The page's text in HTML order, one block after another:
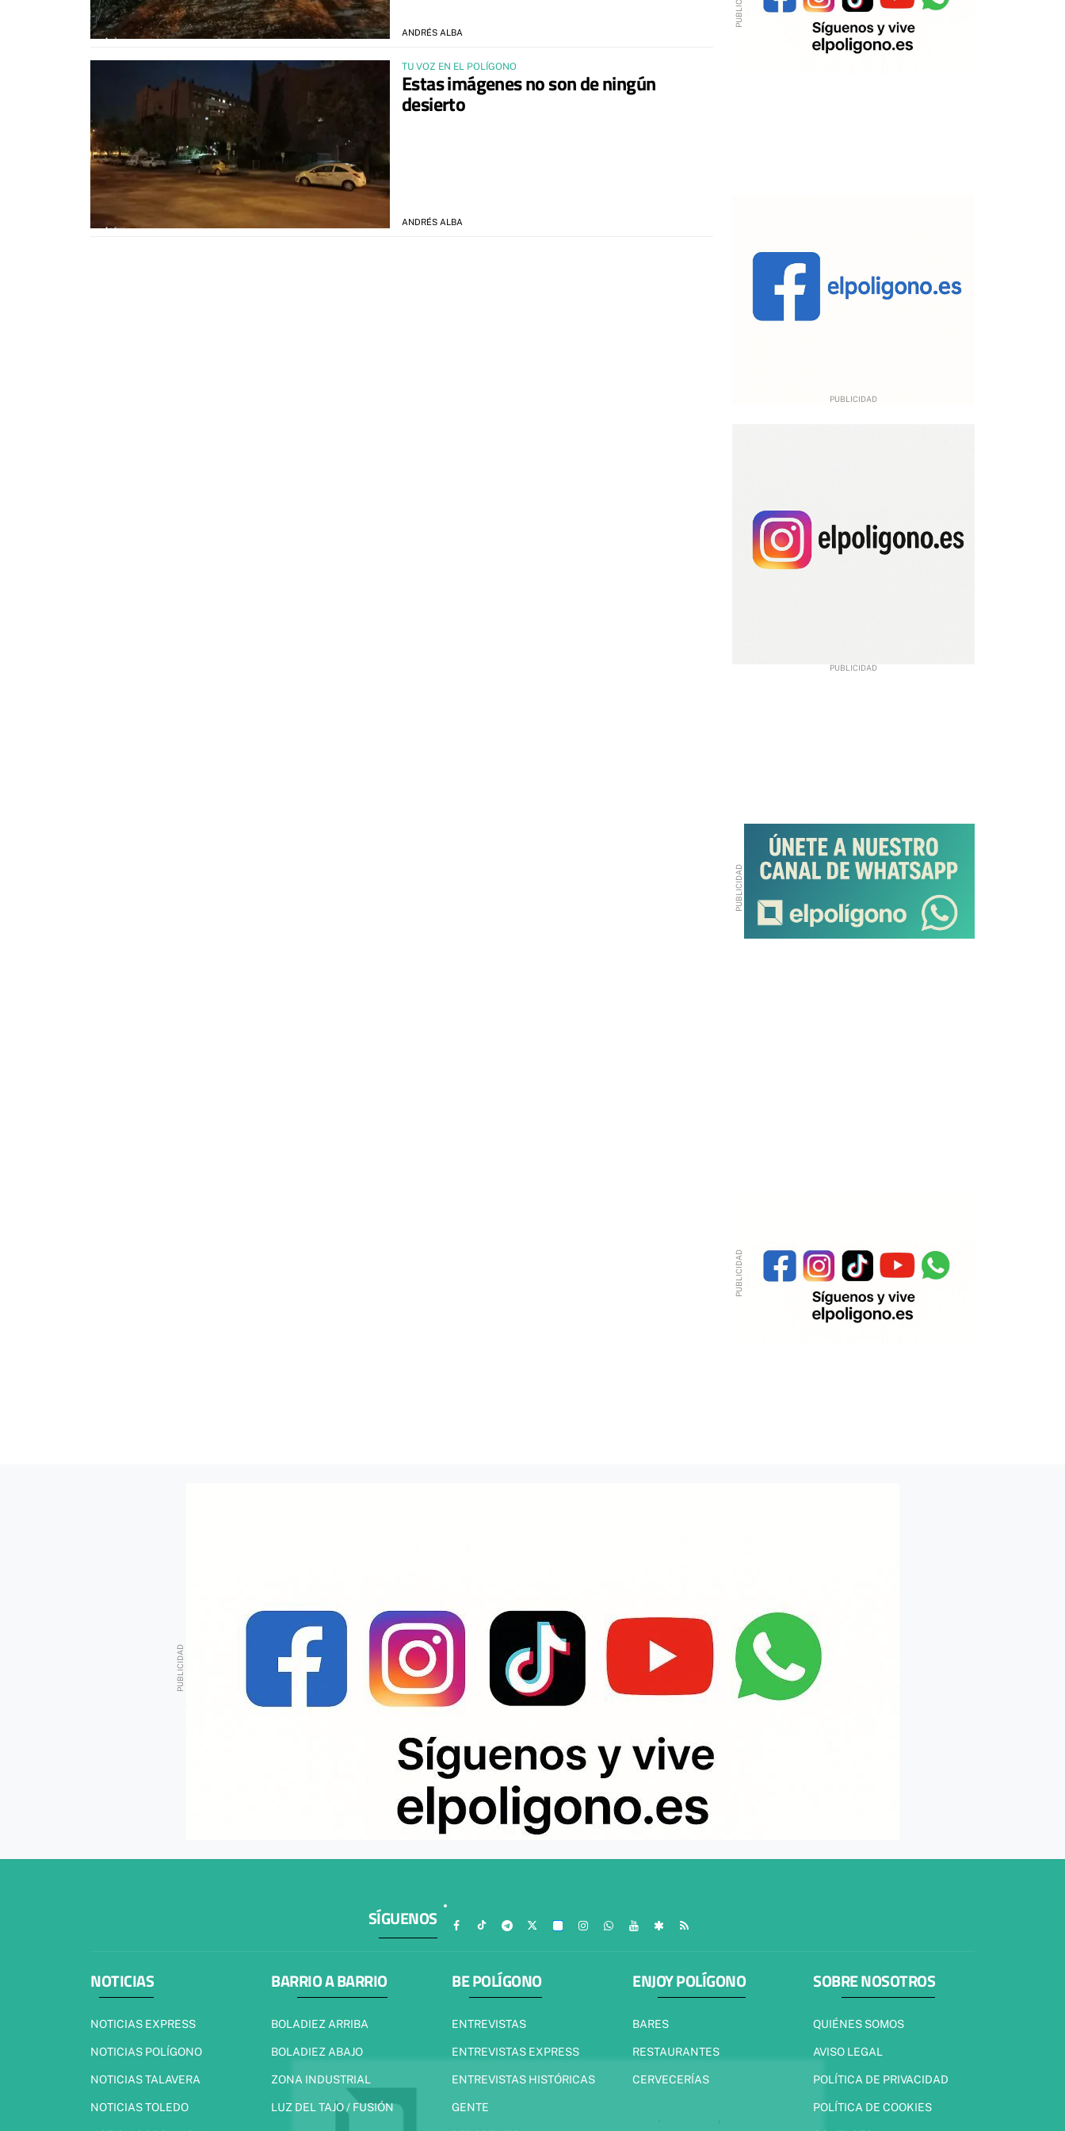
ANDRÉS ALBA
TU VOZ EN EL POLÍGONO
Estas imágenes no son de ningún
desierto
ANDRÉS ALBA
SÍGUENOS
NOTICIAS
NOTICIAS EXPRESS
NOTICIAS POLÍGONO
NOTICIAS TALAVERA
NOTICIAS TOLEDO
BARRIO A BARRIO
BOLADIEZ ARRIBA
BOLADIEZ ABAJO
ZONA INDUSTRIAL
LUZ DEL TAJO / FUSIÓN
BE POLÍGONO
ENTREVISTAS
ENTREVISTAS EXPRESS
ENTREVISTAS HISTÓRICAS
GENTE
ENJOY POLÍGONO
BARES
RESTAURANTES
CERVECERÍAS
SOBRE NOSOTROS
QUIÉNES SOMOS
AVISO LEGAL
POLÍTICA DE PRIVACIDAD
POLÍTICA DE COOKIES